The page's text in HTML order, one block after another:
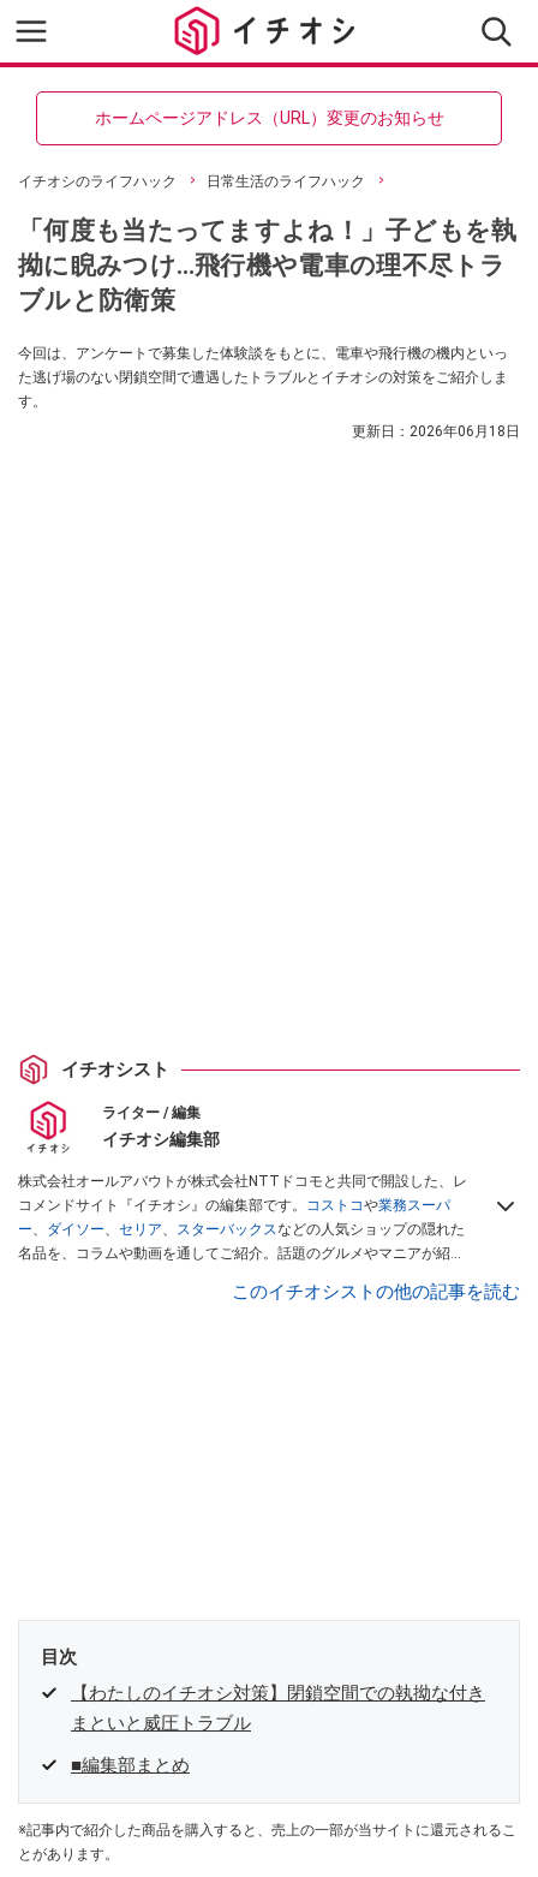
ホームページアドレス（URL）変更のお知らせ
イチオシのライフハック 日常生活のライフハック
「何度も当たってますよね！」子どもを執
拗に睨みつけ…飛行機や電車の理不尽トラ
ブルと防衛策
今回は、アンケートで募集した体験談をもとに、電車や飛行機の機内といっ
た逃げ場のない閉鎖空間で遭遇したトラブルとイチオシの対策をご紹介しま
す。
更新日： 2026年06月18日
イチオシスト
ライター / 編集
イチオシ編集部
株式会社オールアバウトが株式会社NTTドコモと共同で開設した、レ
コメンドサイト『イチオシ』の編集部です。 コストコや業務スーパ
ー、 ダイソー、 セリア、 スターバックスなどの人気ショップの隠れた
名品を、コラムや動画を通してご紹介。話題のグルメやマニアが紹介
インフルエンサーが実際に使用してレビューしています。毎日トレン
このイチオシストの他の記事を読む
目次
【わたしのイチオシ対策】閉鎖空間での執拗な付き
まといと威圧トラブル
■編集部まとめ
※記事内で紹介した商品を購入すると、売上の一部が当サイトに還元されるこ
とがあります。